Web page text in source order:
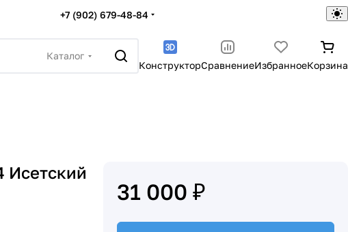
+7 (902) 679-48-84
Каталог
КонструкторСравнениеИзбранноеКорзина
Исетский
31 000 ₽